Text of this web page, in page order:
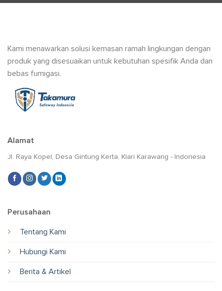
Kami menawarkan solusi kemasan ramah lingkungan dengan
produk yang disesuaikan untuk kebutuhan spesifik Anda dan
bebas fumigasi.
Perusahaan
Tentang Kami
Hubungi Kami
Berita & Artikel
Alamat
Jl. Raya Kopel, Desa Gintung Kerta, Klari Karawang - Indonesia